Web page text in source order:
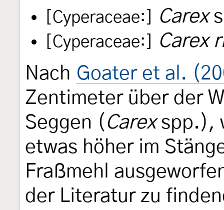
[Cyperaceae:] Carex
[Cyperaceae:]
Carex
Nach Goater et al.
Zentimeter über der
Seggen ( Carexspp.),
etwas höher im
Fraßmehl
der Literatur zu